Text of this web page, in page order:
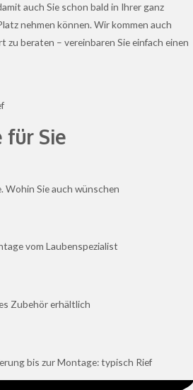
auch Sie schon bald in Ihrer ganz
nehmen können. Wir kommen auch
zu beraten – vereinbaren Sie einfach einen
für Sie
Wohin Sie auch wünschen
vom Laubenspezialist
Zubehör erhältlich
bis zur Montage: typisch Rief